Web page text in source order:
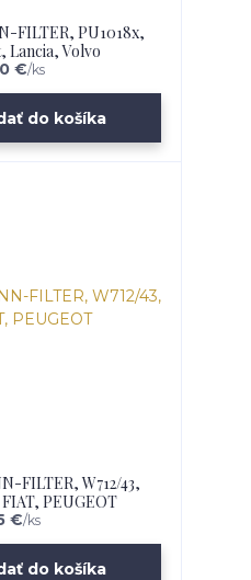
FILTER, PU1018x,
Lancia, Volvo
€/ks
do košíka
FILTER, W712/43,
PEUGEOT
€/ks
do košíka